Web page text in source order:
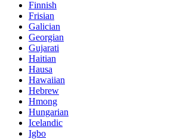
Finnish
Frisian
Galician
Georgian
Gujarati
Haitian
Hausa
Hawaiian
Hebrew
Hmong
Hungarian
Icelandic
Igbo